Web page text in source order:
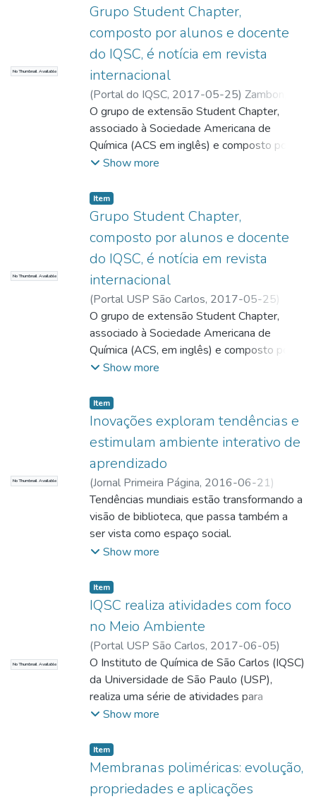
No Thumbnail Available
Grupo Student Chapter,
composto por alunos e docente
do IQSC, é notícia em revista
internacional
(Portal do IQSC, 2017-05-25) Zambon,
Sandra; Soterio, Carolina
O grupo de extensão Student Chapter,
associado à Sociedade Americana de
Química (ACS em inglês) e composto por
estudantes e docente do Instituto de
notícia na revista InChemistry da ACS.
Show more
No Thumbnail Available
Item
Grupo Student Chapter,
composto por alunos e docente
do IQSC, é notícia em revista
internacional
(Portal USP São Carlos, 2017-05-25)
Zambon, Sandra;Sotério, Carolina;Zambon,
Sandra; Redatora;Sotério, Carolina;
Redatora
O grupo de extensão Student Chapter,
associado à Sociedade Americana de
Química (ACS, em inglês) e composto por
estudantes e docente do Instituto de
notícia na revista InChemistry da ACS.
Show more
No Thumbnail Available
Item
Inovações exploram tendências e
estimulam ambiente interativo de
aprendizado
(Jornal Primeira Página, 2016-06-21)
Zambon, Sandra;Zambon, Sandra; Serviço
de Comunicação
Tendências mundiais estão transformando a
visão de biblioteca, que passa também a
ser vista como espaço social.
Show more
No Thumbnail Available
Item
IQSC realiza atividades com foco
no Meio Ambiente
(Portal USP São Carlos, 2017-06-05)
Zambon, Sandra;Zambon, Sandra; Redatora
O Instituto de Química de São Carlos (IQSC)
da Universidade de São Paulo (USP),
realiza uma série de atividades para
comemorar a semana do Meio Ambiente.
Show more
Item
Membranas poliméricas: evolução,
propriedades e aplicações